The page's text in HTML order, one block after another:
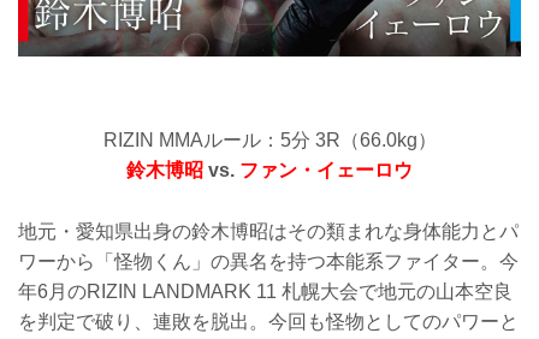
RIZIN MMAルール：5分 3R（66.0kg）
鈴木博昭 vs. ファン・イェーロウ
地元・愛知県出身の鈴木博昭はその類まれな身体能力とパ
ワーから「怪物くん」の異名を持つ本能系ファイター。今
年6月のRIZIN LANDMARK 11 札幌大会で地元の山本空良
を判定で破り、連敗を脱出。今回も怪物としてのパワーと